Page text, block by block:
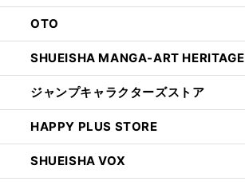
OTO
SHUEISHA MANGA-ART HERITAGE
ジャンプキャラクターズストア
HAPPY PLUS STORE
SHUEISHA VOX